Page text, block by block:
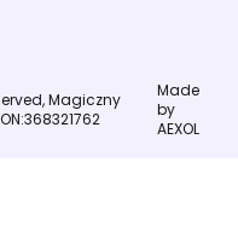
Magiczny
Made
by
AEXOL